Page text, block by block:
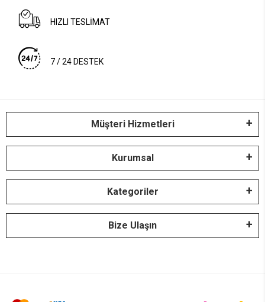
HIZLI TESLİMAT
7 / 24 DESTEK
Müşteri Hizmetleri
Kurumsal
Kategoriler
Bize Ulaşın